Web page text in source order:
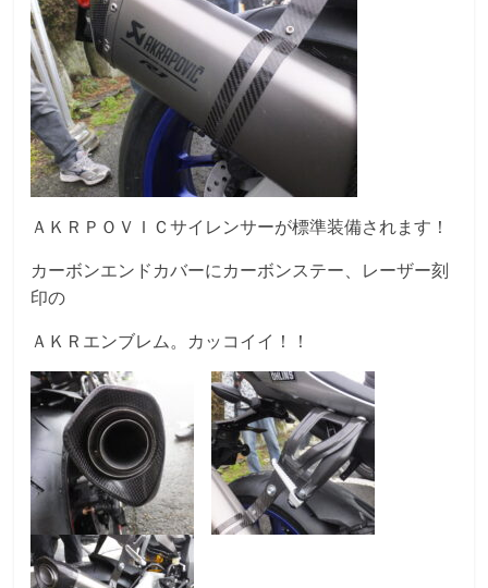
ＡＫＲＰＯＶＩＣサイレンサーが標準装備されます！
カーボンエンドカバーにカーボンステー、レーザー刻
印の
ＡＫＲエンブレム。カッコイイ！！